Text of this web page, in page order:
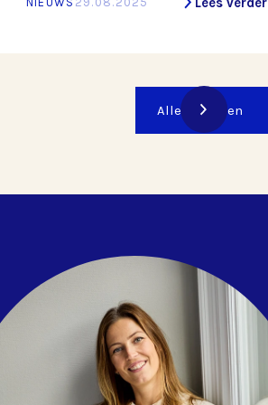
Alle artikelen